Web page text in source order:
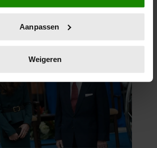
een paar meter nauwkeurig kan zijn
specifieke eigenschappen (fingerprinting)
uw voorkeuren in het
om content en advertenties te
functies voor social media te bieden
te analyseren. Ook delen we
gebruik van onze site met onze
Aanpassen
Weigeren